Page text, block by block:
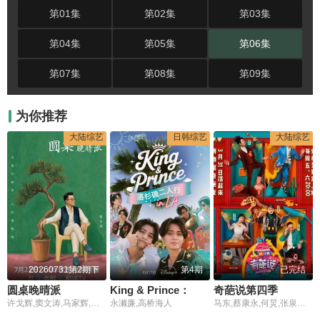
第01集 第02集 第03集
第04集 第05集 第06集
第07集 第08集 第09集
为你推荐
大陆综艺
20260731第2期下
圆桌晚晴派
许戈辉,窦文涛,马家辉,周轶君,胡泳,景军
日韩综艺
第4期
永濑廉,高桥海人
大陆综艺
已完结
奇葩说第四季
马东,蔡康永,何炅,张泉灵,罗振宇